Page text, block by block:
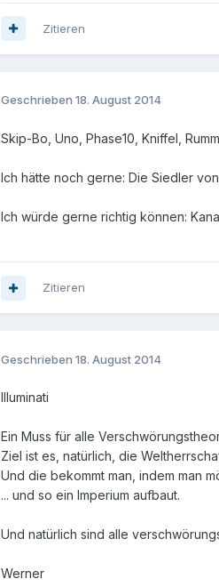
Zitieren
Geschrieben 18. August 2014
Skip-Bo, Uno, Phase10, Kniffel,
Ich hätte noch gerne: Die Siedler
Ich würde gerne richtig können:
Zitieren
Geschrieben 18. August 2014
Illuminati
Ein Muss für alle
Ziel ist es, natürlich, die
Und die bekommt man, indem man
... und so ein Imperium aufbaut.
Und natürlich sind alle
Werner